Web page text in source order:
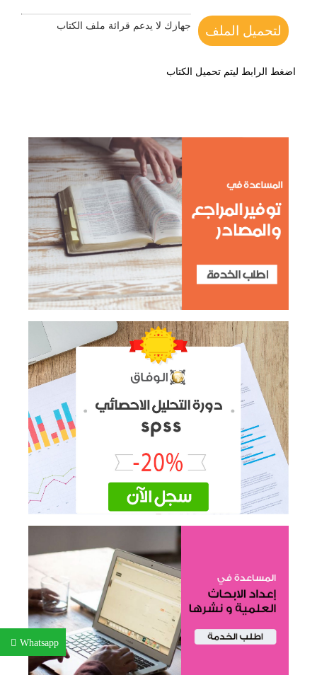
Whatsapp
لتحميل الملف جهازك لا يدعم قرائة ملف الكتاب
اضغط الرابط ليتم تحميل الكتاب